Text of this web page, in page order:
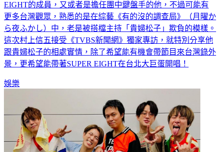
EIGHT的成員，又或者是擔任團中鍵盤手的他，不過可能有
更多台灣觀眾，熟悉的是在綜藝《有的沒的調查局》（月曜か
ら夜ふかし）中，老是被搭檔主持「貴婦松子」欺負的模樣。
這次村上信五接受《TVBS新聞網》獨家專訪，就特別分享他
跟貴婦松子的相處實情，除了希望能有機會帶節目來台灣錄外
景，更希望能帶著SUPER EIGHT在台北大巨蛋開唱！
娛樂